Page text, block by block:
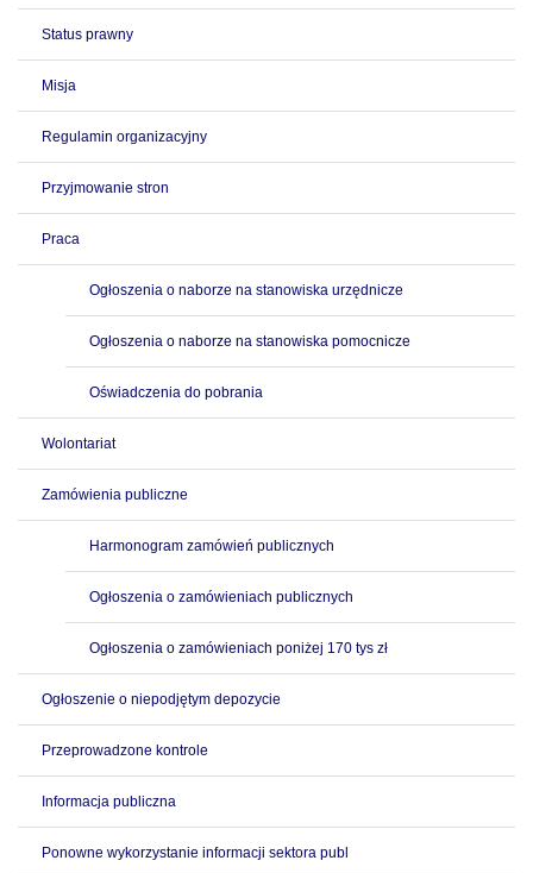
Status prawny
Misja
Regulamin organizacyjny
Przyjmowanie stron
Praca
Ogłoszenia o naborze na stanowiska urzędnicze
Ogłoszenia o naborze na stanowiska pomocnicze
Oświadczenia do pobrania
Wolontariat
Zamówienia publiczne
Harmonogram zamówień publicznych
Ogłoszenia o zamówieniach publicznych
Ogłoszenia o zamówieniach poniżej 170 tys zł
Ogłoszenie o niepodjętym depozycie
Przeprowadzone kontrole
Informacja publiczna
Ponowne wykorzystanie informacji sektora publ